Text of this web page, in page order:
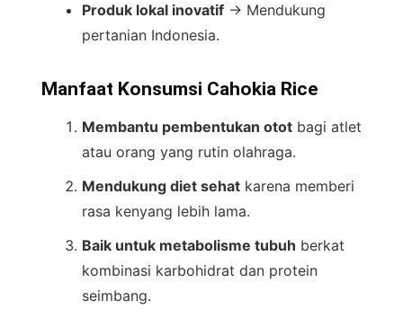
Produk lokal inovatif → Mendukung
pertanian Indonesia.
Manfaat Konsumsi Cahokia Rice
Membantu pembentukan otot bagi atlet
atau orang yang rutin olahraga.
Mendukung diet sehat karena memberi
rasa kenyang lebih lama.
Baik untuk metabolisme tubuh berkat
kombinasi karbohidrat dan protein
seimbang.